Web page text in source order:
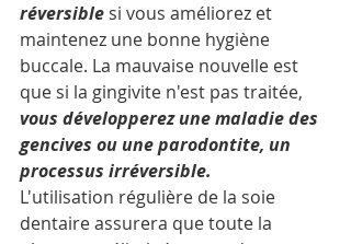
réversible si vous améliorez et
maintenez une bonne hygiène
buccale. La mauvaise nouvelle est
que si la gingivite n'est pas traitée,
vous développerez une maladie des
gencives ou une parodontite, un
processus irréversible.
L'utilisation régulière de la soie
dentaire assurera que toute la